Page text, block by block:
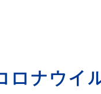
ロナウイ